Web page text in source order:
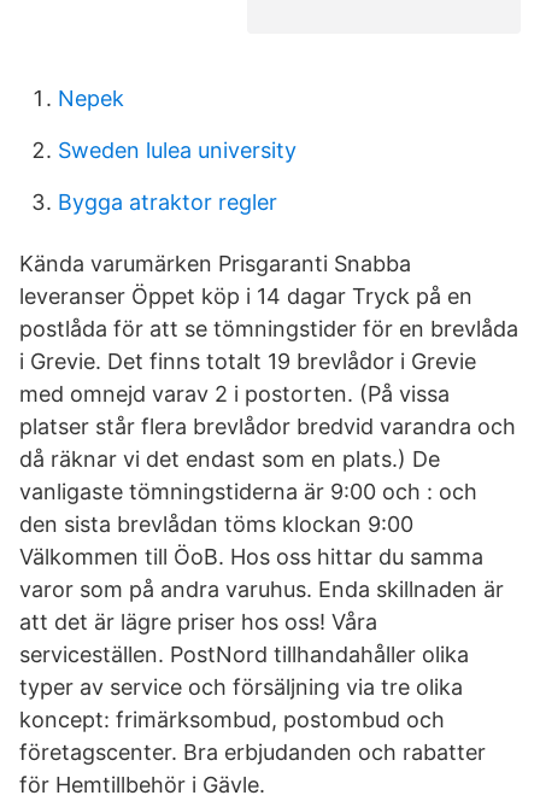
Nepek
Sweden lulea university
Bygga atraktor regler
Kända varumärken Prisgaranti Snabba
leveranser Öppet köp i 14 dagar Tryck på en
postlåda för att se tömningstider för en brevlåda
i Grevie. Det finns totalt 19 brevlådor i Grevie
med omnejd varav 2 i postorten. (På vissa
platser står flera brevlådor bredvid varandra och
då räknar vi det endast som en plats.) De
vanligaste tömningstiderna är 9:00 och : och
den sista brevlådan töms klockan 9:00
Välkommen till ÖoB. Hos oss hittar du samma
varor som på andra varuhus. Enda skillnaden är
att det är lägre priser hos oss! Våra
serviceställen. PostNord tillhandahåller olika
typer av service och försäljning via tre olika
koncept: frimärksombud, postombud och
företagscenter. Bra erbjudanden och rabatter
för Hemtillbehör i Gävle.